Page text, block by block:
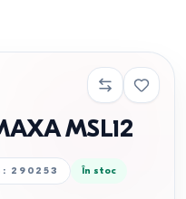
MSL12
: 290253 În stoc